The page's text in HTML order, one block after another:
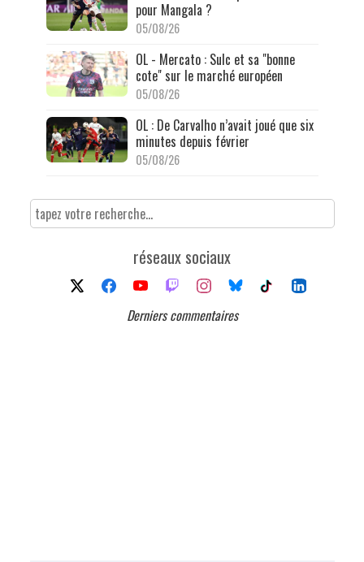
pour Mangala ?
05/08/26
OL - Mercato : Sulc et sa "bonne
cote" sur le marché européen
05/08/26
OL : De Carvalho n’avait joué que six
minutes depuis février
05/08/26
réseaux sociaux
Derniers commentaires